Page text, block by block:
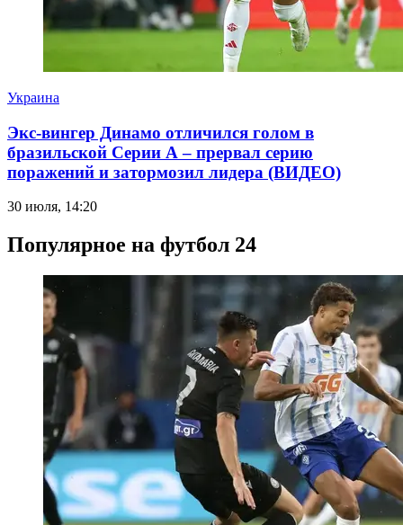
Украина
Экс-вингер Динамо отличился голом в
бразильской Серии А – прервал серию
поражений и затормозил лидера (ВИДЕО)
30 июля, 14:20
Популярное на футбол 24